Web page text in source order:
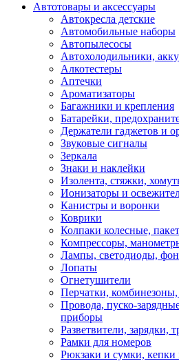
Автотовары и аксессуары
Автокресла детские
Автомобильные наборы
Автопылесосы
Автохолодильники,
Алкотестеры
Аптечки
Ароматизаторы
Багажники и крепления
Батарейки,
Держатели гаджетов и
Звуковые сигналы
Зеркала
Знаки и наклейки
Изолента, стяжки,
Ионизаторы и
Канистры и воронки
Коврики
Колпаки колесные,
Компрессоры,
Лампы, светодиоды,
Лопаты
Огнетушители
Перчатки, комбинезоны,
Провода, пуско-
приборы
Разветвители, зарядки,
Рамки для номеров
Рюкзаки и сумки,